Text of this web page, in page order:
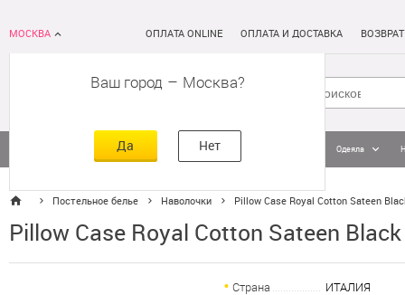
МОСКВА
Ваш город – Москва
Да Нет
ОПЛАТА ONLINE ОПЛАТА И ДОСТАВКА
Кровати Постельное белье Одеяла
Постельное белье Наволочки Pillow Case Royal Cotton Sateen
Pillow Case Royal Cotton Sateen
Страна
ИТАЛИЯ